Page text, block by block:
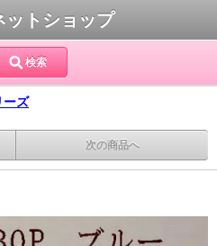
ットショップ
検索
ーズ
次の商品へ